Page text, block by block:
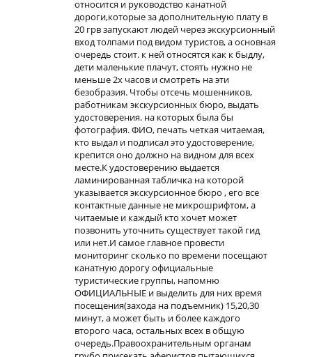
относится и руководство канатной
дороги,которые за дополнительную плату в
20 грв запускают людей через экскурсионный
вход толпами под видом туристов, а основная
очередь стоит. к ней относятся как к быдлу,
дети маленькие плачут, стоять нужно не
меньше 2х часов и смотреть на эти
безобразия. Чтобы отсечь мошенников,
работникам экскурсионных бюро, выдать
удостоверения. на которых была бы
фотография. ФИО, печать четкая читаемая,
кто выдал и подписал это удостоверение,
крепится оно должно на видном для всех
месте.К удостоверению выдается
ламинированная табличка на которой
указывается экскурсионное бюро , его все
контактные данные не микрошрифтом, а
читаемые и каждый кто хочет может
позвонить уточнить существует такой гид
или нет.И самое главное провести
мониторинг сколько по времени посещают
канатную дорогу официальные
туристические группы, напомню
ОФИЦИАЛЬНЫЕ и выделить для них время
посещения(захода на подъемник) 15,20,30
минут, а может быть и более каждого
второго часа, остальных всех в общую
очередь.Правоохранительным органам